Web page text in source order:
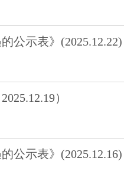
公示表》(2025.12.22)
）
公示表》(2025.12.16)